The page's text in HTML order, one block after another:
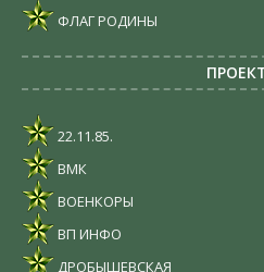
ФЛАГ РОДИНЫ
22.11.85.
ВМК
ВОЕНКОРЫ
ВП ИНФО
ДРОБЫШЕВСКАЯ